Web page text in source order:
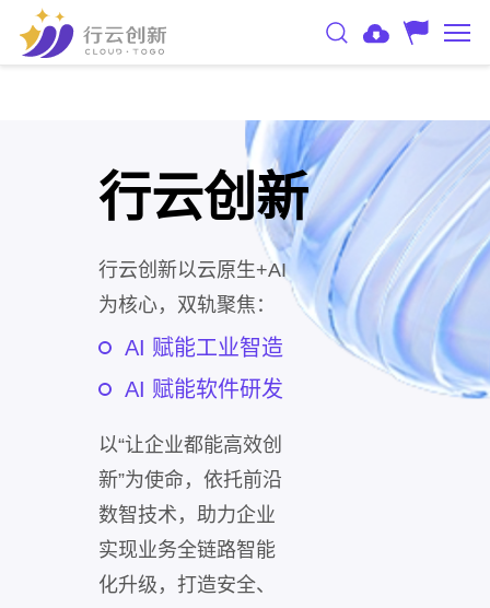
行云创新
行云创新以云原生+AI
为核心，双轨聚焦：
AI 赋能工业智造
AI 赋能软件研发
以“让企业都能高效创
新”为使命，依托前沿
数智技术，助力企业
实现业务全链路智能
化升级，打造安全、